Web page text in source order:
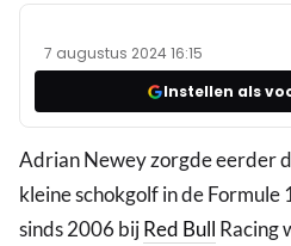
7 augustus 2024 16:15
Instellen als
Adrian Newey zorgde eerder
kleine schokgolf in de Formule
sinds 2006 bijRed Bull Racing